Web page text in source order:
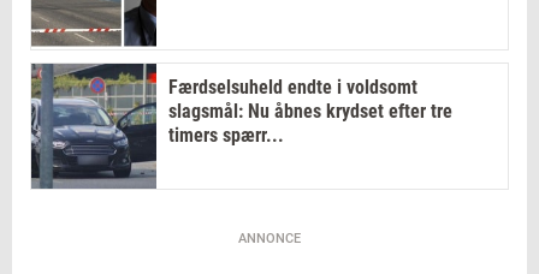
Færdselsuheld endte i voldsomt
slagsmål: Nu åbnes krydset efter tre
timers spærr...
ANNONCE